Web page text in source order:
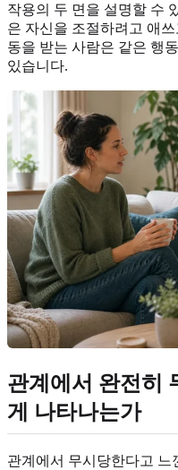
작용의 두 면을 설명할 수
은 자신을 조절하려고 애
동을 받는 사람은 같은 행
있습니다.
관계에서 완전히
게 나타나는가
관계에서 무시당한다고